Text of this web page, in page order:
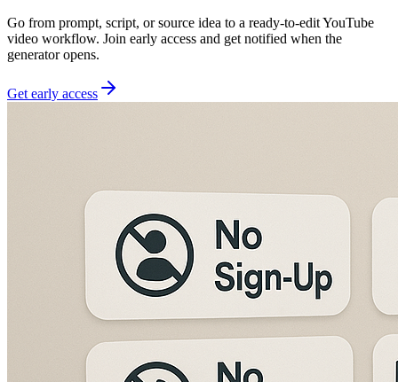
Go from prompt, script, or source idea to a ready-to-edit YouTube
video workflow. Join early access and get notified when the
generator opens.
Get early access